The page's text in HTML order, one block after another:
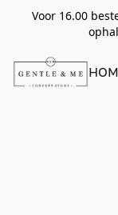
Voor 16.00